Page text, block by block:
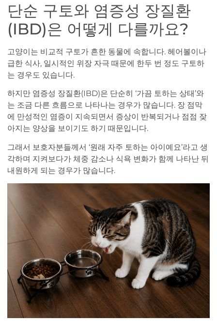
단순 구토와 염증성 장질환
(IBD)은 어떻게 다를까요?
고양이는 비교적 구토가 흔한 동물에 속합니다. 헤어볼이나
급한 식사, 일시적인 위장 자극 때문에 한두 번 정도 구토하
는 경우도 있습니다.
하지만 염증성 장질환(IBD)은 단순히 ‘가끔 토하는 상태’와
는 조금 다른 흐름으로 나타나는 경우가 많습니다. 장 점막
에 만성적인 염증이 지속되면서 증상이 반복되거나 점점 잦
아지는 양상을 보이기도 하기 때문입니다.
그래서 보호자분들께서 ‘원래 자주 토하는 아이예요’라고 생
각하며 지켜보다가 체중 감소나 식욕 변화가 함께 나타난 뒤
내원하게 되는 경우가 많습니다.